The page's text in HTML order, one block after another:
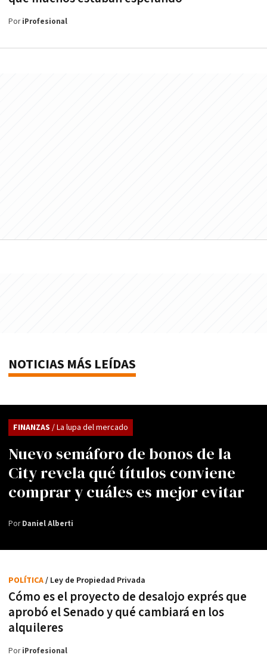
PoriProfesional
NOTICIAS MÁS LEÍDAS
Nuevo semáforo de bonos de la
City revela qué títulos conviene
comprar y cuáles es mejor evitar
FINANZAS / La lupa del mercado
PorDaniel Alberti
Cómo es el proyecto de desalojo exprés que
aprobó el Senado y qué cambiará en los
alquileres
POLÍTICA/ Ley de Propiedad Privada
PoriProfesional